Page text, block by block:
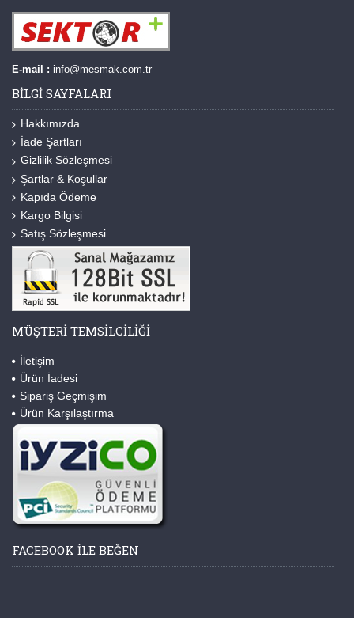
E-mail : info@mesmak.com.tr
BILGI SAYFALARI
Hakkımızda
İade Şartları
Gizlilik Sözleşmesi
Şartlar & Koşullar
Kapıda Ödeme
Kargo Bilgisi
Satış Sözleşmesi
MÜŞTERI TEMSILCILIĞI
İletişim
Ürün İadesi
Sipariş Geçmişim
Ürün Karşılaştırma
FACEBOOK ILE BEĞEN